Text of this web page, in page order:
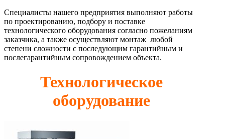
Специалисты нашего предприятия выполняют работы
по проектированию, подбору и поставке
технологического оборудования согласно пожеланиям
заказчика, а также осуществляют монтаж любой
степени сложности с последующим гарантийным и
послегарантийным сопровождением объекта.
Технологическое
оборудование